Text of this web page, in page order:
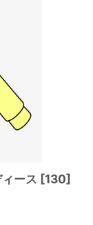
ース [130]